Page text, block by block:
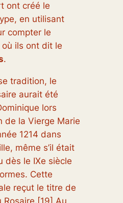
ont créé le
en utilisant
compter le
ils ont dit le
.
tradition, le
aurait été
lors
de la Vierge Marie
1214 dans
même s’il était
dès le IXe siècle
Cette
reçut le titre de